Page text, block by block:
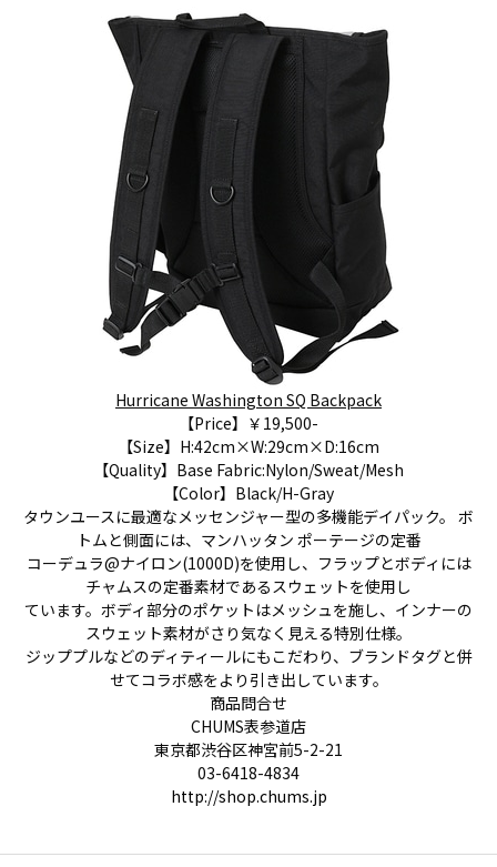
Hurricane Washington SQ Backpack
【Price】￥19,500-
【Size】H:42cm×W:29cm×D:16cm
【Quality】Base Fabric:Nylon/Sweat/Mesh
【Color】Black/H-Gray
タウンユースに最適なメッセンジャー型の多機能デイパック。 ボ
トムと側面には、マンハッタン ポーテージの定番
コーデュラ@ナイロン(1000D)を使用し、フラップとボディには
チャムスの定番素材であるスウェットを使用し
ています。ボディ部分のポケットはメッシュを施し、インナーの
スウェット素材がさり気なく見える特別仕様。
ジッププルなどのディティールにもこだわり、ブランドタグと併
せてコラボ感をより引き出しています。
商品問合せ
CHUMS表参道店
東京都渋谷区神宮前5-2-21
03-6418-4834
http://shop.chums.jp